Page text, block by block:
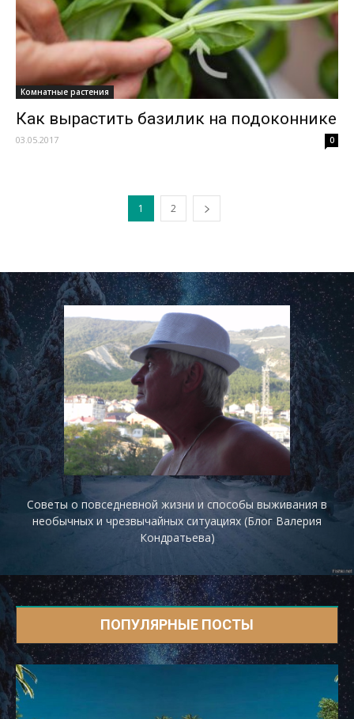
Комнатные растения
Как вырастить базилик на подоконнике
03.05.2017 0
1 2
Советы о повседневной жизни и способы выживания в
необычных и чрезвычайных ситуациях (Блог Валерия
Кондратьева)
ПОПУЛЯРНЫЕ ПОСТЫ